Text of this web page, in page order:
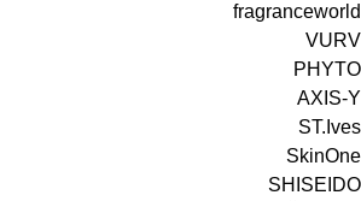
fragranceworld
VURV
PHYTO
ST.Ives
SkinOne
SHISEIDO